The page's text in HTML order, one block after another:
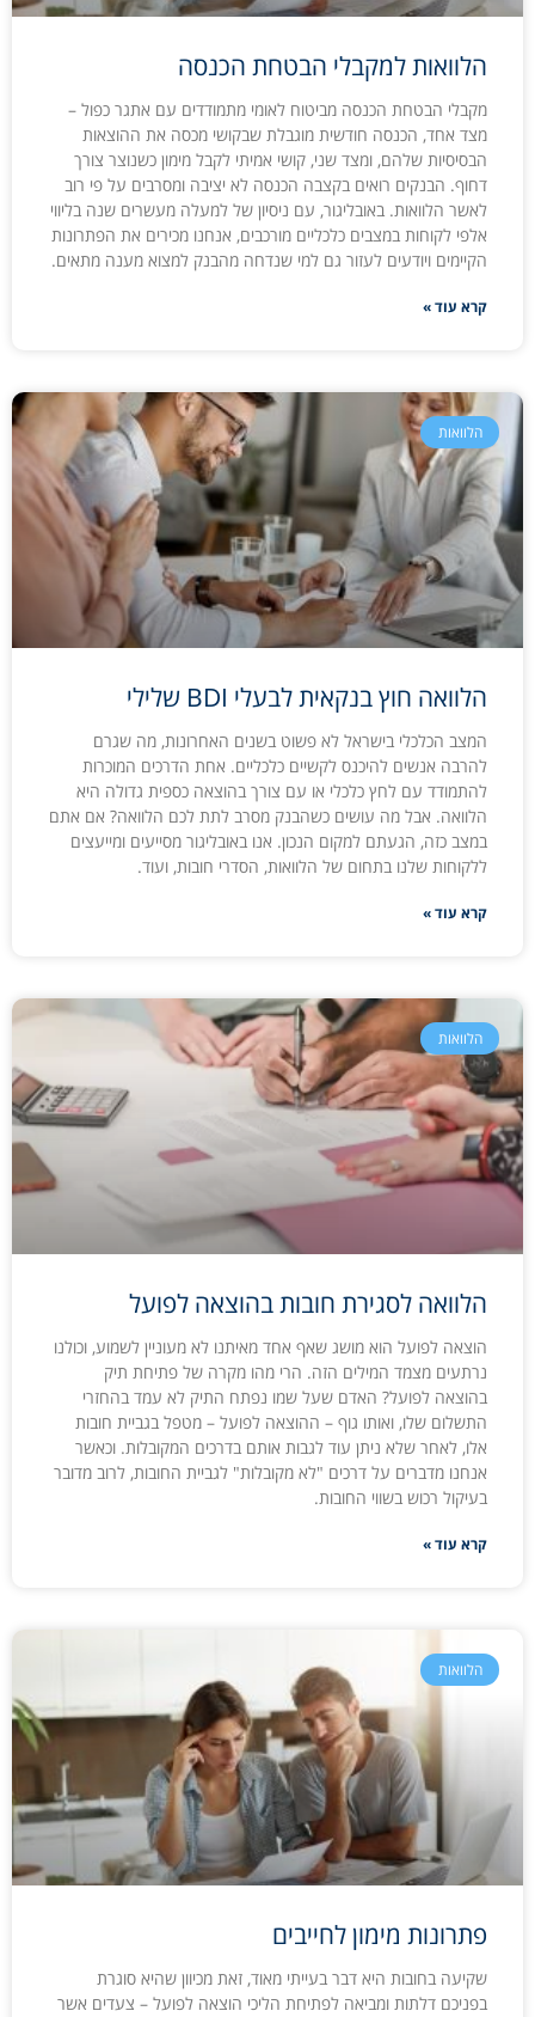
הלוואות למקבלי הבטחת הכנסה
מקבלי הבטחת הכנסה מביטוח לאומי מתמודדים עם אתגר כפול –
מצד אחד, הכנסה חודשית מוגבלת שבקושי מכסה את ההוצאות
הבסיסיות שלהם, ומצד שני, קושי אמיתי לקבל מימון כשנוצר צורך
דחוף. הבנקים רואים בקצבה הכנסה לא יציבה ומסרבים על פי רוב
לאשר הלוואות. באובליגור, עם ניסיון של למעלה מעשרים שנה בליווי
אלפי לקוחות במצבים כלכליים מורכבים, אנחנו מכירים את הפתרונות
הקיימים ויודעים לעזור גם למי שנדחה מהבנק למצוא מענה מתאים.
קרא עוד »
הלוואות
הלוואה חוץ בנקאית לבעלי BDI שלילי
המצב הכלכלי בישראל לא פשוט בשנים האחרונות, מה שגרם
להרבה אנשים להיכנס לקשיים כלכליים. אחת הדרכים המוכרות
להתמודד עם לחץ כלכלי או עם צורך בהוצאה כספית גדולה היא
הלוואה. אבל מה עושים כשהבנק מסרב לתת לכם הלוואה? אם אתם
במצב כזה, הגעתם למקום הנכון. אנו באובליגור מסייעים ומייעצים
ללקוחות שלנו בתחום של הלוואות, הסדרי חובות, ועוד.
קרא עוד »
הלוואות
הלוואה לסגירת חובות בהוצאה לפועל
הוצאה לפועל הוא מושג שאף אחד מאיתנו לא מעוניין לשמוע, וכולנו
נרתעים מצמד המילים הזה. הרי מהו מקרה של פתיחת תיק
בהוצאה לפועל? האדם שעל שמו נפתח התיק לא עמד בהחזרי
התשלום שלו, ואותו גוף – ההוצאה לפועל – מטפל בגביית חובות
אלו, לאחר שלא ניתן עוד לגבות אותם בדרכים המקובלות. וכאשר
אנחנו מדברים על דרכים "לא מקובלות" לגביית החובות, לרוב מדובר
בעיקול רכוש בשווי החובות.
קרא עוד »
הלוואות
פתרונות מימון לחייבים
שקיעה בחובות היא דבר בעייתי מאוד, זאת מכיוון שהיא סוגרת
בפניכם דלתות ומביאה לפתיחת הליכי הוצאה לפועל – צעדים אשר